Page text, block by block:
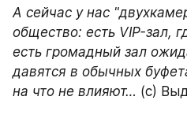
А сейчас у нас
общество: есть VIP-зал,
есть громадный зал
давятся в обычных
на что не влияют… (c)